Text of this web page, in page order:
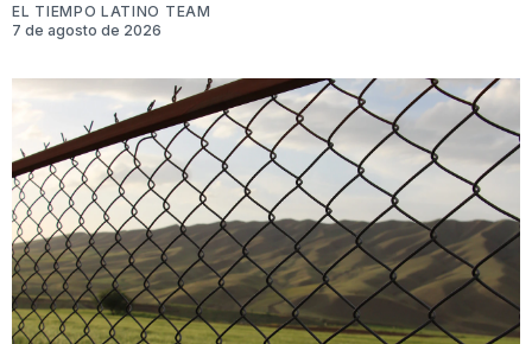
EL TIEMPO LATINO TEAM
7 de agosto de 2026